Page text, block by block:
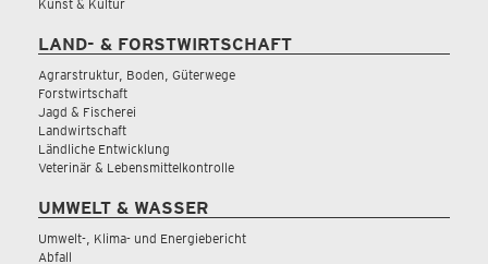
Kunst & Kultur
LAND- & FORSTWIRTSCHAFT
Agrarstruktur, Boden, Güterwege
Forstwirtschaft
Jagd & Fischerei
Landwirtschaft
Ländliche Entwicklung
Veterinär & Lebensmittelkontrolle
UMWELT & WASSER
Umwelt-, Klima- und Energiebericht
Abfall